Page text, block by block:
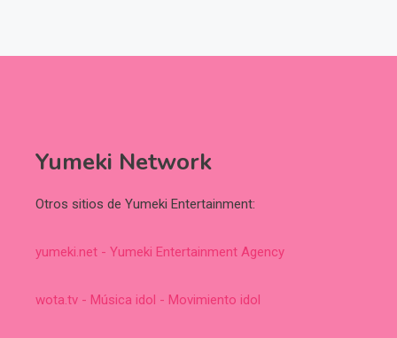
Yumeki Network
Otros sitios de Yumeki Entertainment:
yumeki.net - Yumeki Entertainment Agency
wota.tv - Música idol - Movimiento idol